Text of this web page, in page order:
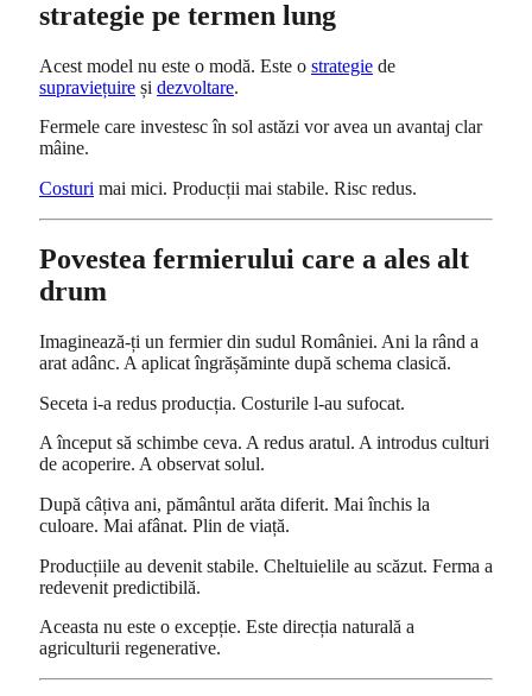
strategie pe termen lung
Acest model nu este o modă. Este o strategie de
supraviețuire și dezvoltare.
Fermele care investesc în sol astăzi vor avea un avantaj clar
mâine.
Costuri mai mici. Producții mai stabile. Risc redus.
Povestea fermierului care a ales alt
drum
Imaginează-ți un fermier din sudul României. Ani la rând a
arat adânc. A aplicat îngrășăminte după schema clasică.
Seceta i-a redus producția. Costurile l-au sufocat.
A început să schimbe ceva. A redus aratul. A introdus culturi
de acoperire. A observat solul.
După câțiva ani, pământul arăta diferit. Mai închis la
culoare. Mai afânat. Plin de viață.
Producțiile au devenit stabile. Cheltuielile au scăzut. Ferma a
redevenit predictibilă.
Aceasta nu este o excepție. Este direcția naturală a
agriculturii regenerative.